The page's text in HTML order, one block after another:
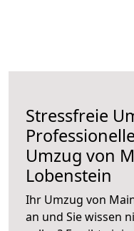
Stressfreie
Umzug von
Lobenstein
Ihr Umzug von
an und Sie wissen